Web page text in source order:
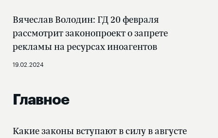
Вячеслав Володин: ГД 20 февраля
рассмотрит законопроект о запрете
рекламы на ресурсах иноагентов
19.02.2024
Главное
Какие законы вступают в силу в августе